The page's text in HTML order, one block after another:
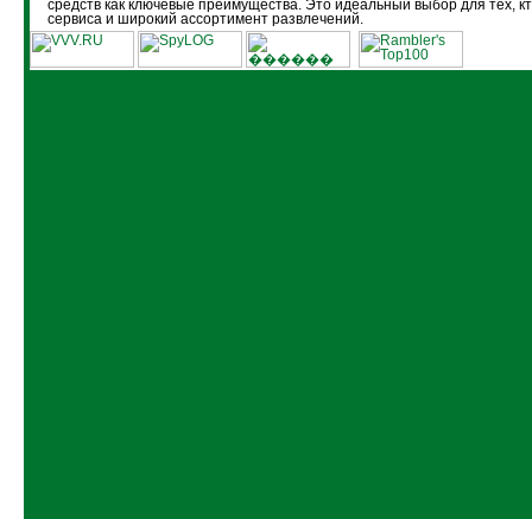
средств как ключевые преимущества. Это идеальный выбор для тех,
сервиса и широкий ассортимент развлечений.